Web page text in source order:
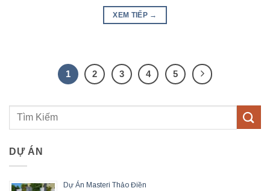
XEM TIẾP →
1 2 3 4 5
DỰ ÁN
Dự Án Masteri Thảo Điền